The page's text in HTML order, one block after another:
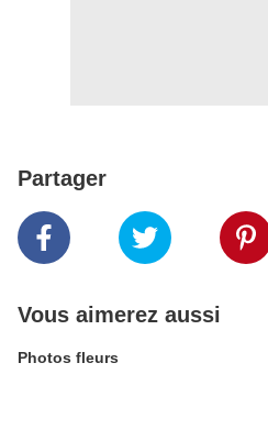
Partager
Vous aimerez aussi
Photos fleurs